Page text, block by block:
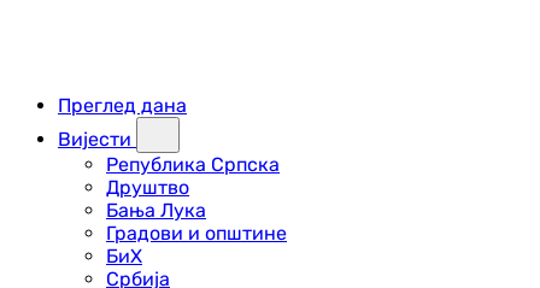
Преглед дана
Вијести
Република Српска
Друштво
Бања Лука
Градови и општине
БиХ
Србија